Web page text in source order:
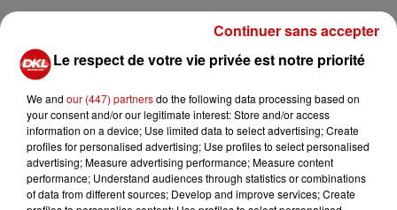
CE VENDREDI, DIRECTION LA HAUTE-SAÔNE
Le territoire voisin de l'Alsace continue d'attirer le
peloton, année après année... Cette année,c'est donc
cette troisième étape qui se disputera intégralement
en Haute-Saône, entre Vesoul - La Planche des Belles
Filles (143,1 km).
Selon le road-book de l'organisation, cette étapese
Le respect de votre vie privée est notre priorité
We and our (447) partnersdo the following data processing based on
your consent and/or our legitimate interest: Store and/or access
information on a device; Use limited data to select advertising; Create
profiles for personalised advertising; Use profiles to select personalised
advertising; Measure advertising performance; Measure content
performance; Understand audiences through statistics or combinations
of data from different sources; Develop and improve services; Create
Continuer sans accepter